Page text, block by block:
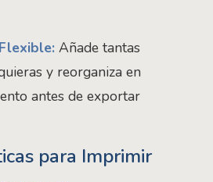
Añade tantas
y reorganiza en
antes de exportar
para Imprimir